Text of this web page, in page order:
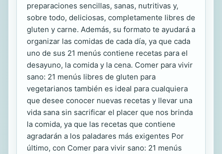
preparaciones sencillas, sanas, nutritivas y,
sobre todo, deliciosas, completamente libres de
gluten y carne. Además, su formato te ayudará a
organizar las comidas de cada día, ya que cada
uno de sus 21 menús contiene recetas para el
desayuno, la comida y la cena. Comer para vivir
sano: 21 menús libres de gluten para
vegetarianos también es ideal para cualquiera
que desee conocer nuevas recetas y llevar una
vida sana sin sacrificar el placer que nos brinda
la comida, ya que las recetas que contiene
agradarán a los paladares más exigentes Por
último, con Comer para vivir sano: 21 menús